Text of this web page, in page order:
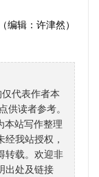
（编辑：许津然）
代表作者本
供读者参考。
本站写作整理
我站授权，
转载。欢迎非
出处及链接